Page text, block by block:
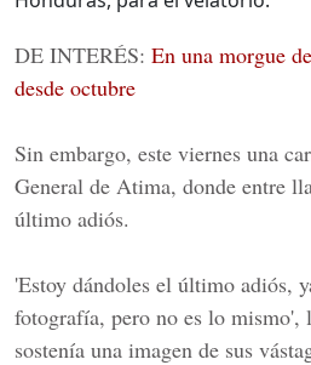
DE INTERÉS: En una morgue
desde octubre
Sin embargo, este viernes una
General de Atima, donde entre
último adiós.
'Estoy dándoles el último adiós,
fotografía, pero no es lo mismo',
sostenía una imagen de sus